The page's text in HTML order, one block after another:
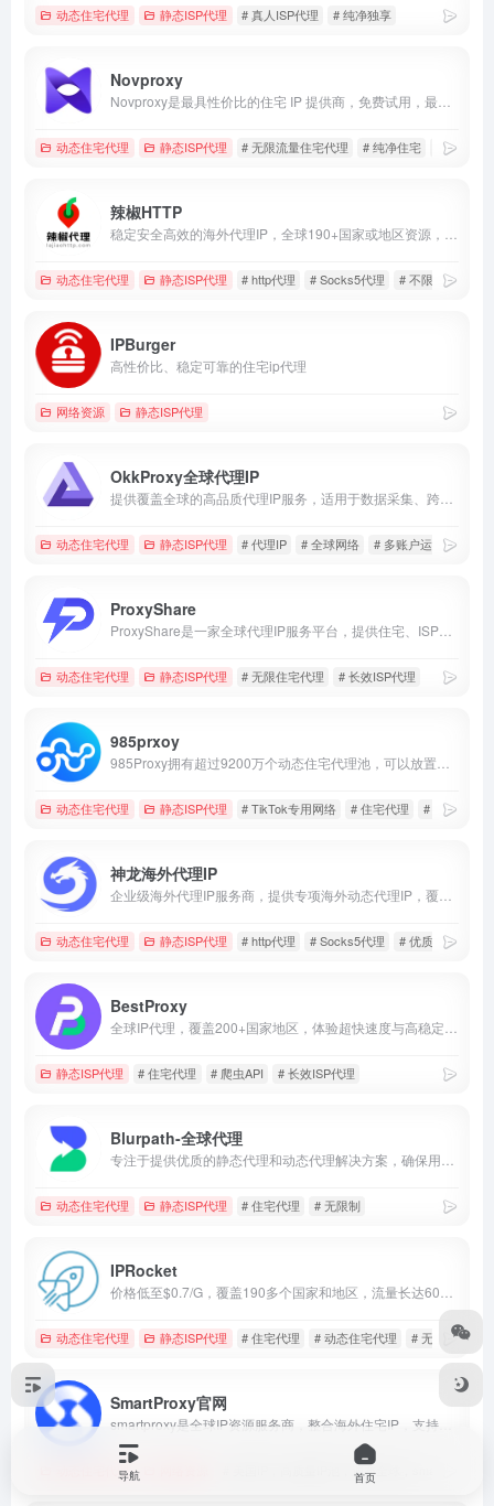
动态住宅代理 静态ISP代理 # 真人ISP代理 # 纯净独享
Novproxy
动态住宅代理 静态ISP代理 # 无限流量住宅代理 # 纯净住宅 # 长效ISP
辣椒HTTP
动态住宅代理 静态ISP代理 # http代理 # Socks5代理 # 不限量住宅代理
IPBurger
高性价比、稳定可靠的住宅ip代理
网络资源 静态ISP代理
OkkProxy全球代理IP
动态住宅代理 静态ISP代理 # 代理IP # 全球网络 # 多账户运营
ProxyShare
动态住宅代理 静态ISP代理 # 无限住宅代理 # 长效ISP代理
985prxoy
动态住宅代理 静态ISP代理 # TikTok专用网络 # 住宅代理 # 全球http代
神龙海外代理IP
动态住宅代理 静态ISP代理 # http代理 # Socks5代理 # 优质IP资源
BestProxy
静态ISP代理 # 住宅代理 # 爬虫API # 长效ISP代理
Blurpath-全球代理
动态住宅代理 静态ISP代理 # 住宅代理 # 无限制
IPRocket
动态住宅代理 静态ISP代理 # 住宅代理 # 动态住宅代理 # 无带宽限制
SmartProxy官网
动态住宅代理 # 美国IP，高质量IP池，遍布全球，smartproxy
导航 首页